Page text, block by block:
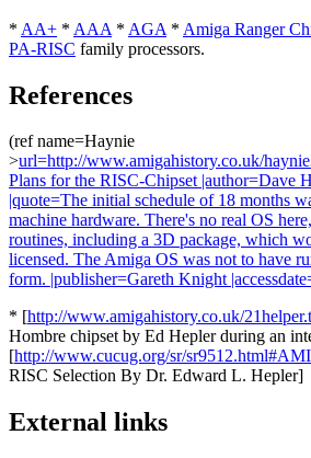
* AA+ * AAA * AGA * Amiga Ranger
PA-RISC family processors.
References
(ref name=Haynie
>url=http://www.amigahistory.co.uk/
Plans for the RISC-Chipset |author=Dave
|quote=The initial schedule of 18 months
machine hardware. There's no real OS
routines, including a 3D package, which
licensed. The Amiga OS was not to have
form. |publisher=Gareth Knight
* [http://www.amigahistory.co.uk/
Hombre chipset by Ed Hepler during an
[http://www.cucug.org/sr/
RISC Selection By Dr. Edward L. Hepler]
External links